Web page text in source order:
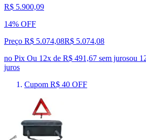
R$ 5.900,09
14% OFF
Preço R$ 5.074,08R$ 5.074,08
no Pix Ou 12x de R$ 491,67 sem jurosou
juros
Cupom R$ 40 OFF